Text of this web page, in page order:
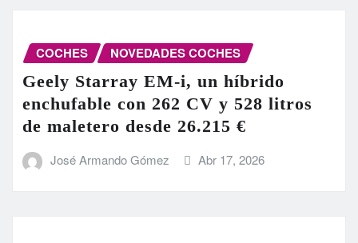
COCHES NOVEDADES COCHES
Geely Starray EM-i, un híbrido
enchufable con 262 CV y 528 litros
de maletero desde 26.215 €
José Armando Gómez Abr 17, 2026